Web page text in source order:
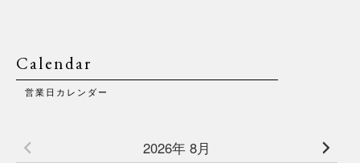
Calendar
営業日カレンダー
2026年 8月